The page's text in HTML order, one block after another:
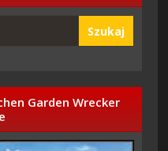
Szukaj
Garden Wrecker